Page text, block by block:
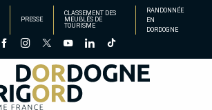
PRESSE
CLASSEMENT DES
MEUBLÉS DE
TOURISME
RANDONNÉE
EN
DORDOGNE